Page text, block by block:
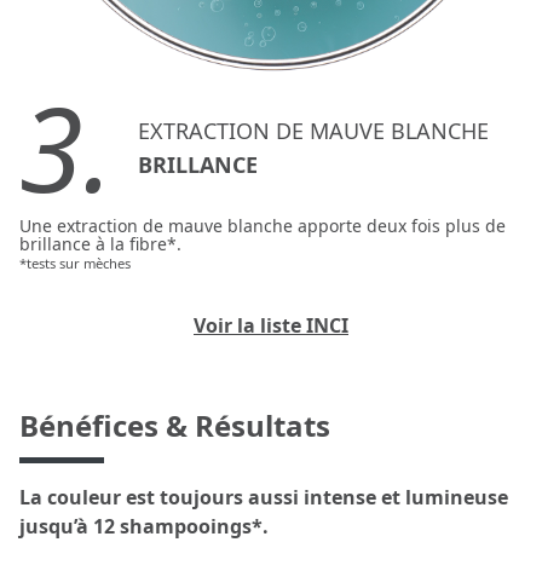
3.
EXTRACTION DE MAUVE BLANCHE
BRILLANCE
Une extraction de mauve blanche apporte deux fois plus de
brillance à la fibre*.
*tests sur mèches
Voir la liste INCI
Bénéfices & Résultats
La couleur est toujours aussi intense et lumineuse
jusqu’à 12 shampooings*.